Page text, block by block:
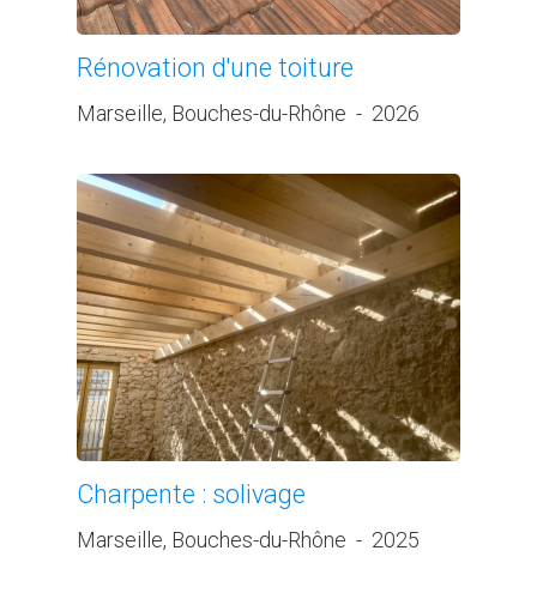
Rénovation d'une toiture
Marseille, Bouches-du-Rhône - 2026
Charpente : solivage
Marseille, Bouches-du-Rhône - 2025